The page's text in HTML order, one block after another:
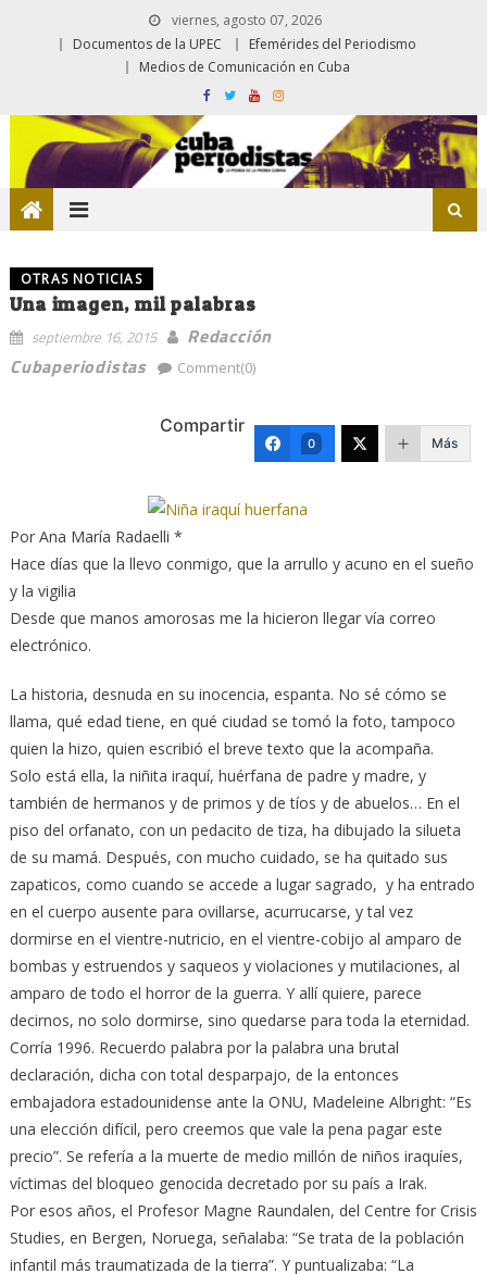
viernes, agosto 07, 2026
Documentos de la UPEC
Efemérides del Periodismo
Medios de Comunicación en Cuba
OTRAS NOTICIAS
Una imagen, mil palabras
septiembre 16, 2015
Redacción
Cubaperiodistas
Comment(0)
Compartir
0 Más
Por Ana María Radaelli *
Hace días que la llevo conmigo, que la arrullo y acuno en el sueño
y la vigilia
Desde que manos amorosas me la hicieron llegar vía correo
electrónico.
La historia, desnuda en su inocencia, espanta. No sé cómo se
llama, qué edad tiene, en qué ciudad se tomó la foto, tampoco
quien la hizo, quien escribió el breve texto que la acompaña.
Solo está ella, la niñita iraquí, huérfana de padre y madre, y
también de hermanos y de primos y de tíos y de abuelos… En el
piso del orfanato, con un pedacito de tiza, ha dibujado la silueta
de su mamá. Después, con mucho cuidado, se ha quitado sus
zapaticos, como cuando se accede a lugar sagrado, y ha entrado
en el cuerpo ausente para ovillarse, acurrucarse, y tal vez
dormirse en el vientre-nutricio, en el vientre-cobijo al amparo de
bombas y estruendos y saqueos y violaciones y mutilaciones, al
amparo de todo el horror de la guerra. Y allí quiere, parece
decirnos, no solo dormirse, sino quedarse para toda la eternidad.
Corría 1996. Recuerdo palabra por la palabra una brutal
declaración, dicha con total desparpajo, de la entonces
embajadora estadounidense ante la ONU, Madeleine Albright: “Es
una elección difícil, pero creemos que vale la pena pagar este
precio”. Se refería a la muerte de medio millón de niños iraquíes,
víctimas del bloqueo genocida decretado por su país a Irak.
Por esos años, el Profesor Magne Raundalen, del Centre for Crisis
Studies, en Bergen, Noruega, señalaba: “Se trata de la población
infantil más traumatizada de la tierra”. Y puntualizaba: “La